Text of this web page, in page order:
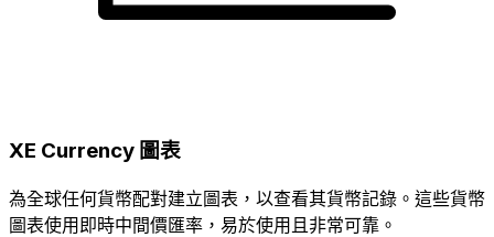
XE Currency 圖表
為全球任何貨幣配對建立圖表，以查看其貨幣記錄。這些貨幣
圖表使用即時中間價匯率，易於使用且非常可靠。